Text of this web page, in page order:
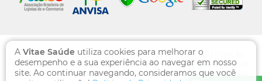
A Vitae Saúde utiliza cookies para melhorar o
desempenho e a sua experiência ao navegar em nosso
site. Ao continuar navegando, consideramos que você
VITAE SAÚDE | DOMÍNIO WWW.VITAESAUDE.COM.BR SÃO MARCAS
REGISTRADAS - RUA DOS OTONIS, 710, VILA MARIANA, SÃO PAULO /SP,
CEP 04025-002 , CNPJ: 13.769.471/0001-00, FARMACÊUTICA RESPONSÁVEL: